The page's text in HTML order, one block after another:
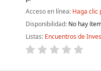
Acceso en línea: Haga clic
Disponibilidad: No hay
Listas: Encuentros de